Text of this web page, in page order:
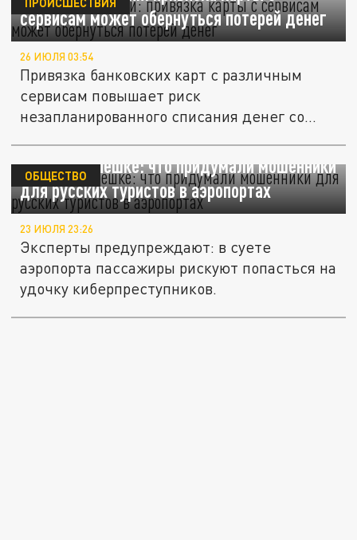
сервисам может обернуться потерей денег
26 ИЮЛЯ 03:54
Привязка банковских карт с различным
сервисам повышает риск
незапланированного списания денег со
Обман на спешке: что придумали мошенники
для русских туристов в аэропортах
ОБЩЕСТВО
23 ИЮЛЯ 23:26
Эксперты предупреждают: в суете
аэропорта пассажиры рискуют попасться на
удочку киберпреступников.